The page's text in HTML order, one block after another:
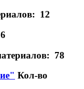
12
78
Кол-во